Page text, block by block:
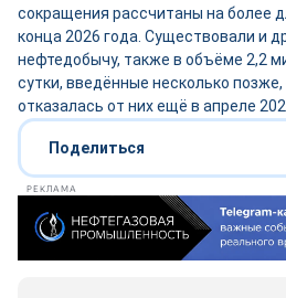
сокращения рассчитаны на более
конца 2026 года. Существовали и
нефтедобычу, также в объёме 2,2
сутки, введённые несколько
отказалась от них ещё в апреле
Поделиться
РЕКЛАМА